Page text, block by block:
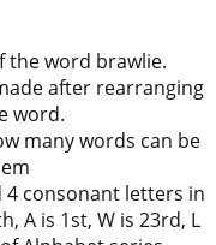
the word brawlie.
after rearranging
word.
many words can be
4 consonant letters in
A is 1st, W is 23rd, L